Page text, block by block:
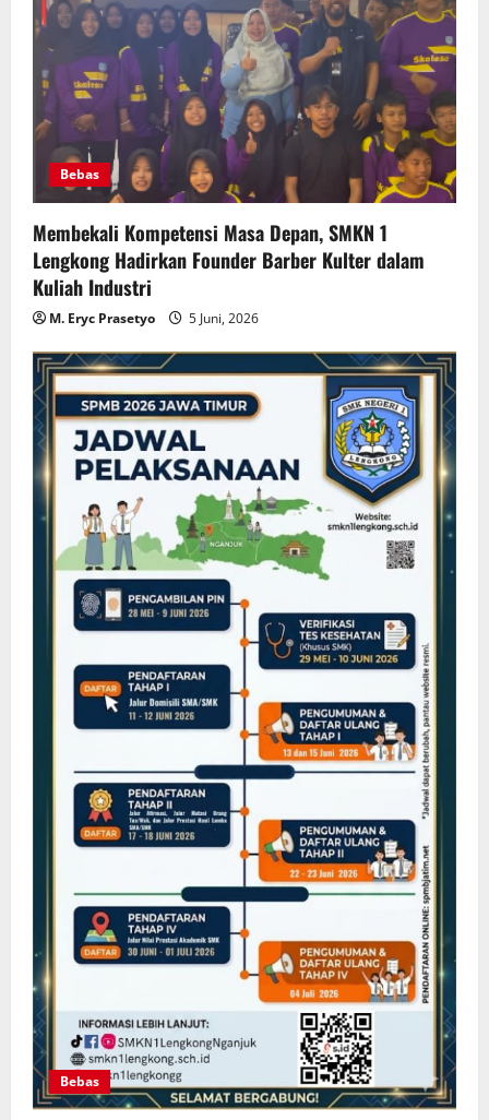
Bebas
Membekali Kompetensi Masa Depan, SMKN 1
Lengkong Hadirkan Founder Barber Kulter dalam
Kuliah Industri
M. Eryc Prasetyo 5 Juni, 2026
Bebas